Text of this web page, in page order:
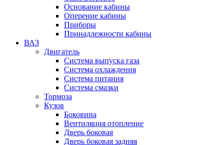
Основание кабины
Оперение кабины
Приборы
Принадлежности кабины
ВАЗ
Двигатель
Система выпуска газа
Система охлаждения
Система питания
Система смазки
Тормоза
Кузов
Боковина
Вентиляция отопление
Дверь боковая
Дверь боковая задняя